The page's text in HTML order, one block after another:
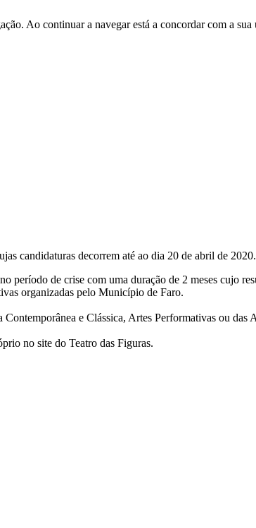
Ao continuar a navegar está a concordar com a sua
candidaturas decorrem até ao dia 20 de abril de 2020.
período de crise com uma duração de 2 meses cujo
organizadas pelo Município de Faro.
e Clássica, Artes Performativas ou das
no site do Teatro das Figuras.